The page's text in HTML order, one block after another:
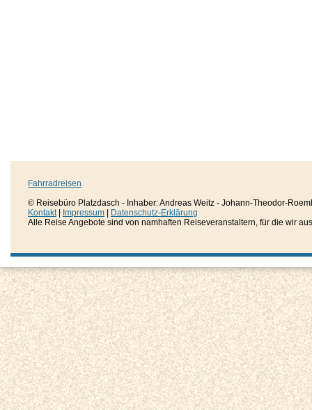
Fahrradreisen
© Reisebüro Platzdasch - Inhaber: Andreas Weitz - Johann-Theodor-
Kontakt| Impressum
Datenschutz-Erklärung
Alle Reise Angebote sind von namhaften Reiseveranstaltern, für die wir